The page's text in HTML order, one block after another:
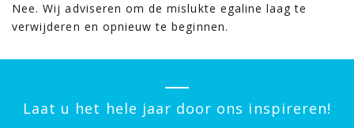
Nee. Wij adviseren om de mislukte egaline laag te
verwijderen en opnieuw te beginnen.
Laat u het hele jaar door ons inspireren!